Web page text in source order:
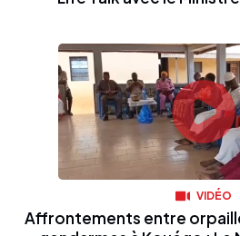
VIDÉO
Affrontements entre